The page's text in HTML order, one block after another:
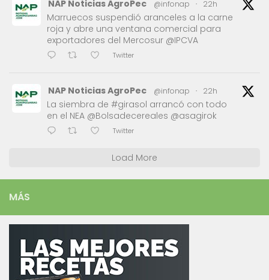
NAP Noticias AgroPec @infonap · 22h
Marruecos suspendió aranceles a la carne
roja y abre una ventana comercial para
exportadores del Mercosur @IPCVA
Twitter
NAP Noticias AgroPec @infonap · 22h
La siembra de #girasol arrancó con todo
en el NEA @Bolsadecereales @asagirok
Twitter
Load More
MÁS